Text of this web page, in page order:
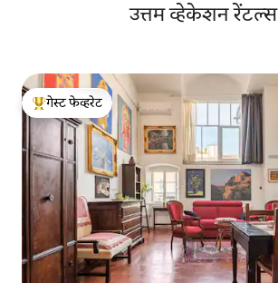
उत्तम व्हेकेशन रेंटल्स
टॉप गेस्ट फेव्हरेट
गेस्ट फेव्हरेट